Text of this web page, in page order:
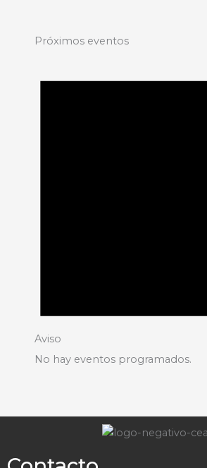
Próximos eventos
Aviso
No hay eventos programados.